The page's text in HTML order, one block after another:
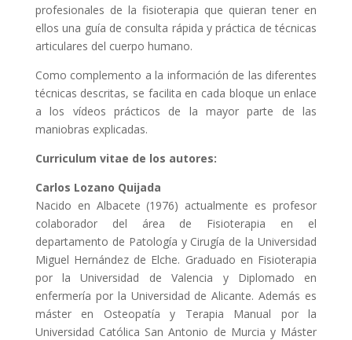
profesionales de la fisioterapia que quieran tener en
ellos una guía de consulta rápida y práctica de técnicas
articulares del cuerpo humano.
Como complemento a la información de las diferentes
técnicas descritas, se facilita en cada bloque un enlace
a los vídeos prácticos de la mayor parte de las
maniobras explicadas.
Curriculum vitae de los autores:
Carlos Lozano Quijada
Nacido en Albacete (1976) actualmente es profesor
colaborador del área de Fisioterapia en el
departamento de Patología y Cirugía de la Universidad
Miguel Hernández de Elche. Graduado en Fisioterapia
por la Universidad de Valencia y Diplomado en
enfermería por la Universidad de Alicante. Además es
máster en Osteopatía y Terapia Manual por la
Universidad Católica San Antonio de Murcia y Máster